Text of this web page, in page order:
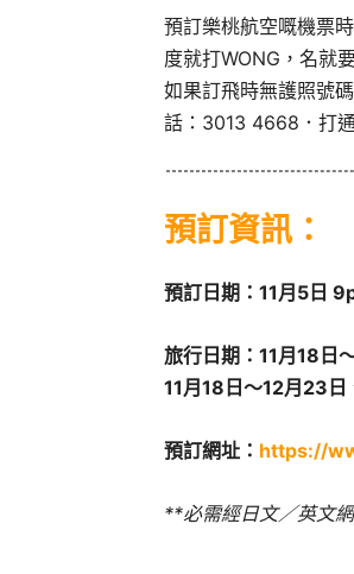
預訂樂桃航空嘅機票
度就打WONG，名就
如果訂飛時無護照號
話：3013 4668．打
預訂資訊：
預訂日期：11月5日
旅行日期：11月18日
11月18日～12月23
預訂網址： https://
**必需經日文／英文